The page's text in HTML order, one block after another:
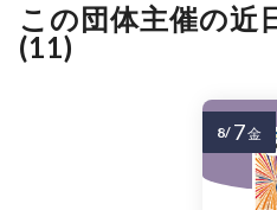
この団体主催の近
(11)
8/ 7金